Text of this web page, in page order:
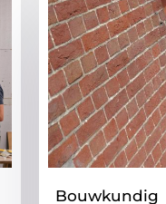
Bouwkundig